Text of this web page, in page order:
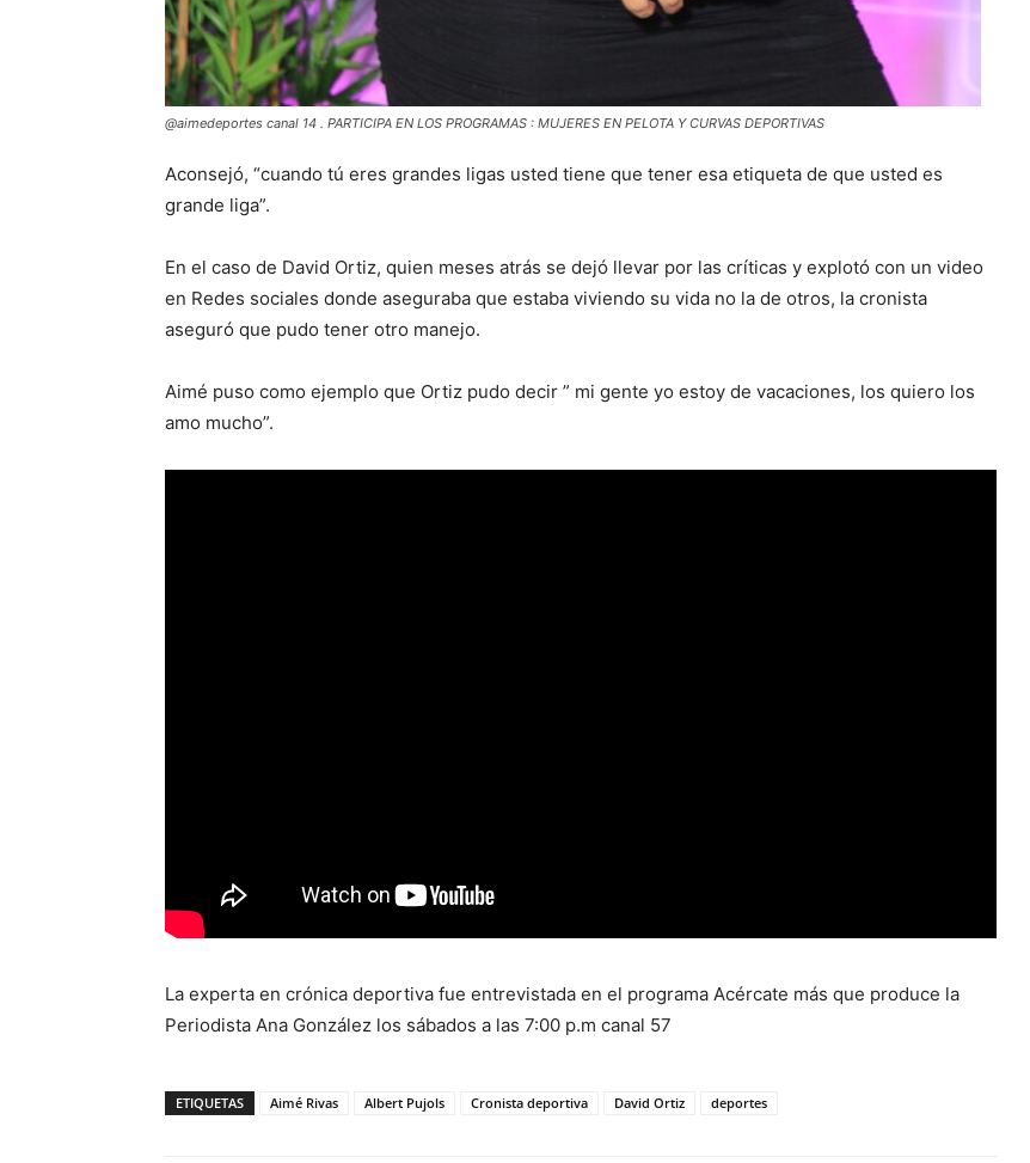
@aimedeportes canal 14 . PARTICIPA EN LOS PROGRAMAS : MUJERES EN PELOTA Y CURVAS DEPORTIVAS
Aconsejó, “cuando tú eres grandes ligas usted tiene que tener esa etiqueta de que usted es
grande liga”.
En el caso de David Ortiz, quien meses atrás se dejó llevar por las críticas y explotó con un video
en Redes sociales donde aseguraba que estaba viviendo su vida no la de otros, la cronista
aseguró que pudo tener otro manejo.
Aimé puso como ejemplo que Ortiz pudo decir ” mi gente yo estoy de vacaciones, los quiero los
amo mucho”.
La experta en crónica deportiva fue entrevistada en el programa Acércate más que produce la
Periodista Ana González los sábados a las 7:00 p.m canal 57
ETIQUETAS Aimé Rivas Albert Pujols Cronista deportiva David Ortiz deportes